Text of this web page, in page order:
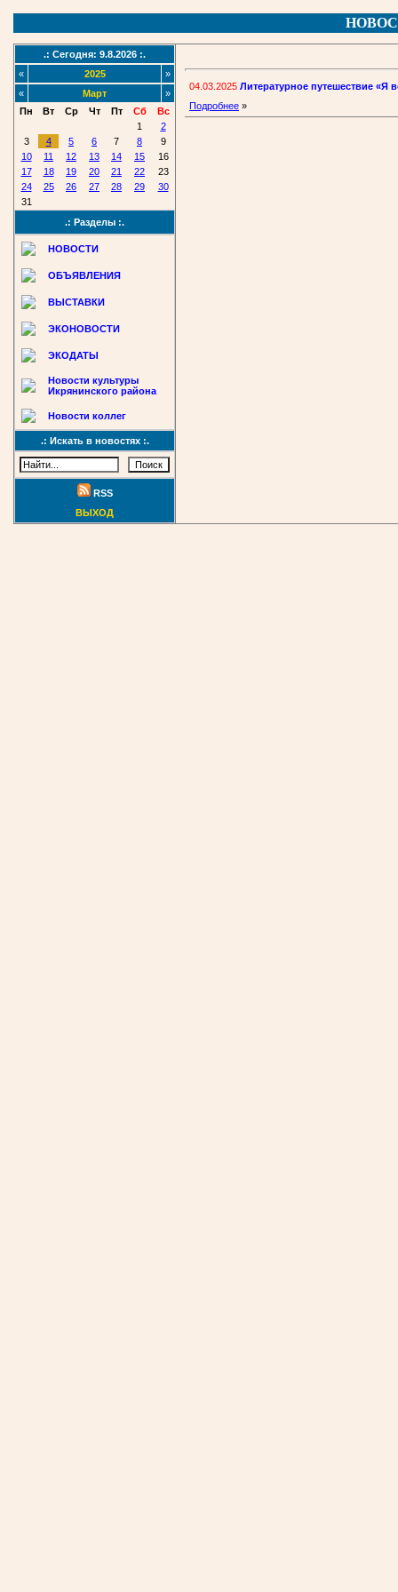
.: Сегодня: 9.8.2026 :.
«
2025
»
«
Март
»
Пн
Вт Ср Чт Пт Сб
Вс
1
2
3
4 5 6 7 8
9
10
11 12 13 14 15
16
17
18 19 20 21 22
23
24
25 26 27 28 29
30
31
.: Разделы :.
НОВОСТИ
ОБЪЯВЛЕНИЯ
ВЫСТАВКИ
ЭКОНОВОСТИ
ЭКОДАТЫ
Новости культуры
Икрянинского района
Новости коллег
.: Искать в новостях :.
RSS
ВЫХОД
04.03.2025 Литературное путешествие
Подробнее »